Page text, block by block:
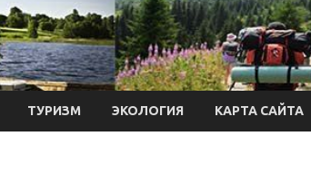
ТУРИЗМ ЭКОЛОГИЯ КАРТА САЙТА